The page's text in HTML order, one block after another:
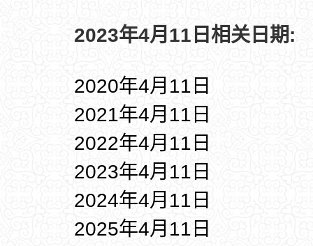
2023年4月11日相关日期:
2020年4月11日
2021年4月11日
2022年4月11日
2023年4月11日
2024年4月11日
2025年4月11日